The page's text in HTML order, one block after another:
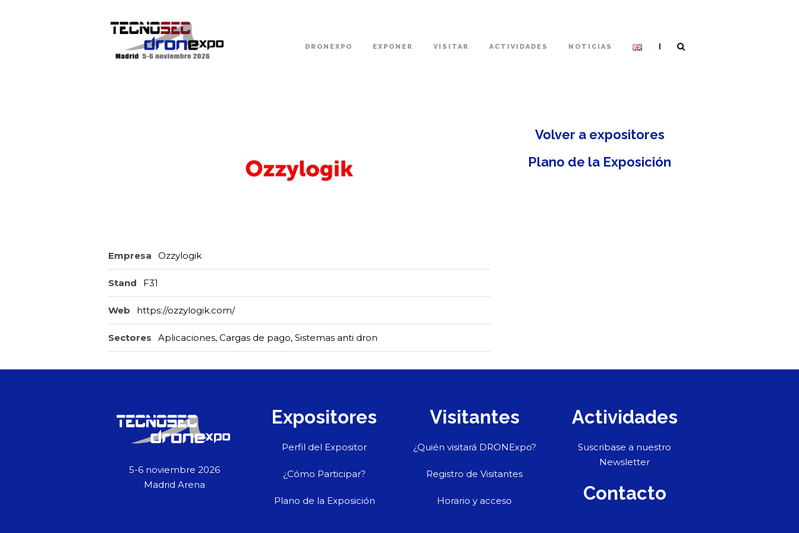
DRONEXPO EXPONER VISITAR ACTIVIDADES NOTICIAS |
Empresa Ozzylogik
Stand F31
Web https://ozzylogik.com/
Sectores Aplicaciones, Cargas de pago, Sistemas anti dron
Volver a expositores
Plano de la Exposición
5-6 noviembre 2026
Madrid Arena
Expositores
Perfil del Expositor
¿Cómo Participar?
Plano de la Exposición
Visitantes
¿Quién visitará DRONExpo?
Registro de Visitantes
Horario y acceso
Actividades
Suscribase a nuestro
Newsletter
Contacto